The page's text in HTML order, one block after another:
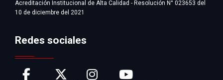
Acreditación Institucional de Alta Calidad - Resolución N° 023653 del
10 de diciembre del 2021
Redes sociales